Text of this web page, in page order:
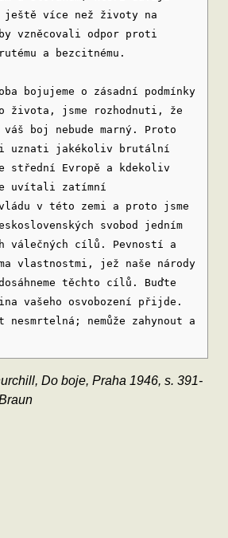
ještě více než životy na
vzněcovali odpor proti
a bezcitnému.
bojujeme o zásadní podmínky
života, jsme rozhodnuti, že
boj nebude marný. Proto
uznati jakékoliv brutální
střední Evropě a kdekoliv
uvítali zatímní
vládu v této zemi a proto jsme
svobod jedním
válečných cílů. Pevností a
vlastnostmi, jež naše národy
těchto cílů. Buďte
vašeho osvobození přijde.
nesmrtelná; nemůže zahynout a
Do boje, Praha 1946, s. 391-